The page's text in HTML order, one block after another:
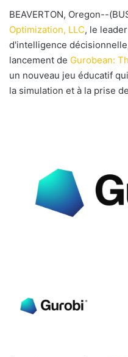
BEAVERTON, Oregon--
Optimization, LLC, le
d'intelligence
lancement de Gurobean:
un nouveau jeu éducatif
la simulation et à la prise